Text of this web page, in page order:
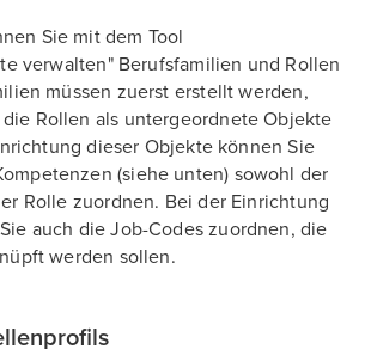
Sie mit dem Tool
verwalten" Berufsfamilien und Rollen
müssen zuerst erstellt werden,
Rollen als untergeordnete Objekte
dieser Objekte können Sie
(siehe unten) sowohl der
Rolle zuordnen. Bei der Einrichtung
auch die Job-Codes zuordnen, die
werden sollen.